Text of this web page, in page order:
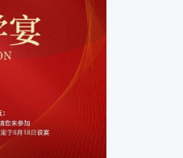
早安日签海报图片、
早安日签海报怎么做、
软件下载、
早安日签app、
励志心语、
早安精美短句日签、
祝福问候图片、
早安祝福问候、
语短信大全、
图片大全、
案、祝福海报分享怎么写、